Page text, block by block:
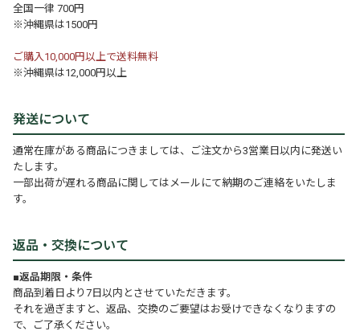
全国一律 700円
※沖縄県は1500円
ご購入10,000円以上で送料無料
※沖縄県は12,000円以上
発送について
通常在庫がある商品につきましては、ご注文から3営業日以内に発送い
たします。
一部出荷が遅れる商品に関してはメールにて納期のご連絡をいたしま
す。
返品・交換について
■返品期限・条件
商品到着日より7日以内とさせていただきます。
それを過ぎますと、返品、交換のご要望はお受けできなくなりますの
で、ご了承ください。